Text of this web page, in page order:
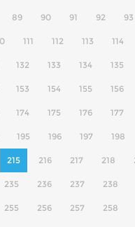
89 90 91 92 93
111 112 113 114
132 133 134 135
153 154 155 156
174 175 176 177
195 196 197 198
215 216 217 218
235 236 237 238
255 256 257 258